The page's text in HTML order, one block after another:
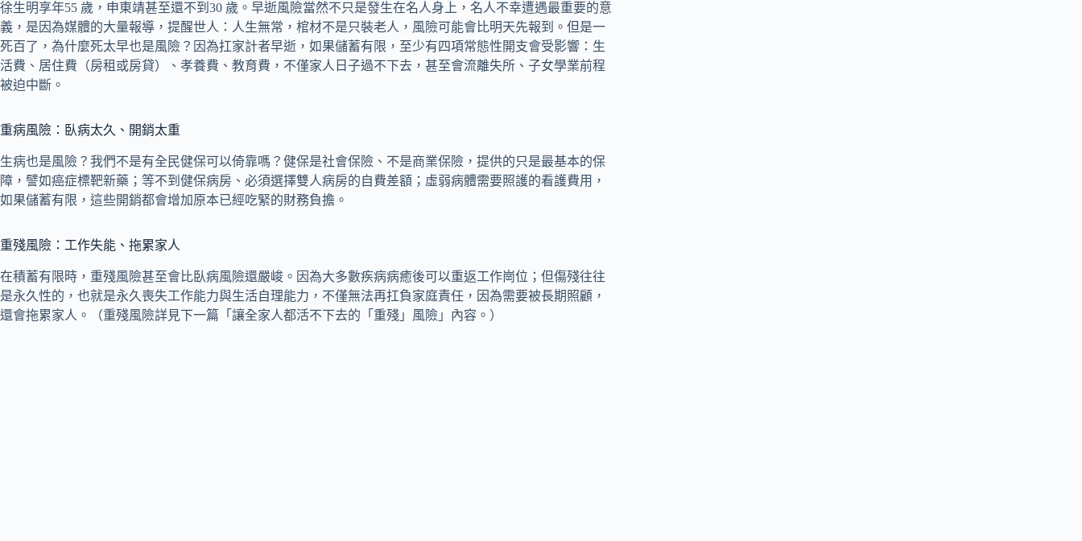
徐生明享年55 歲，申東靖甚至還不到30 歲。早逝風險當然不只是發生在名人身上，名人不幸遭遇最重要的意
義，是因為媒體的大量報導，提醒世人：人生無常，棺材不是只裝老人，風險可能會比明天先報到。但是一
死百了，為什麼死太早也是風險？因為扛家計者早逝，如果儲蓄有限，至少有四項常態性開支會受影響：生
活費、居住費（房租或房貸）、孝養費、教育費，不僅家人日子過不下去，甚至會流離失所、子女學業前程
被迫中斷。
重病風險：臥病太久、開銷太重
生病也是風險？我們不是有全民健保可以倚靠嗎？健保是社會保險、不是商業保險，提供的只是最基本的保
障，譬如癌症標靶新藥；等不到健保病房、必須選擇雙人病房的自費差額；虛弱病體需要照護的看護費用，
如果儲蓄有限，這些開銷都會增加原本已經吃緊的財務負擔。
重殘風險：工作失能、拖累家人
在積蓄有限時，重殘風險甚至會比臥病風險還嚴峻。因為大多數疾病病癒後可以重返工作崗位；但傷殘往往
是永久性的，也就是永久喪失工作能力與生活自理能力，不僅無法再扛負家庭責任，因為需要被長期照顧，
還會拖累家人。（重殘風險詳見下一篇「讓全家人都活不下去的「重殘」風險」內容。）